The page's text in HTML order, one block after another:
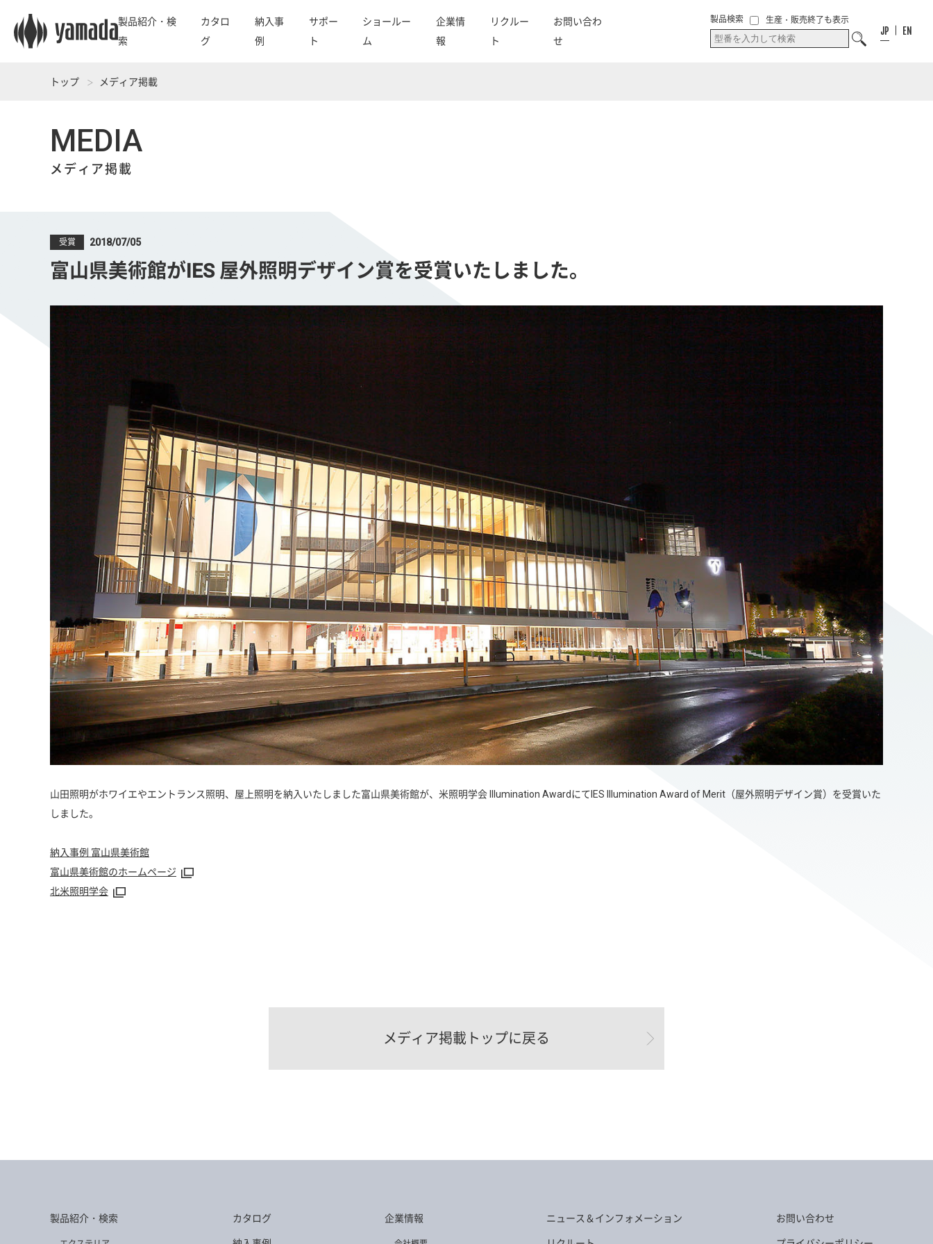
トップ メディア掲載
製品紹介・検
索
カタロ
グ
納入事
例
サポー
ト
ショールー
ム
企業情
報
リクルー
ト
お問い合わ
せ
生産・販売終了も表示
製品検索
JP EN
お気に入り
MEDIA
メディア掲載
受賞 2018/07/05
富山県美術館がIES 屋外照明デザイン賞を受賞いたしました。
山田照明がホワイエやエントランス照明、屋上照明を納入いたしました富山県美術館が、米照明学会 Illumination AwardにてIES Illumination Award of Merit（屋外照明デザイン賞）を受賞いた
しました。
納入事例 富山県美術館
富山県美術館のホームページ
北米照明学会
メディア掲載トップに戻る
製品紹介・検索 カタログ 企業情報 ニュース＆インフォメーション お問い合わせ